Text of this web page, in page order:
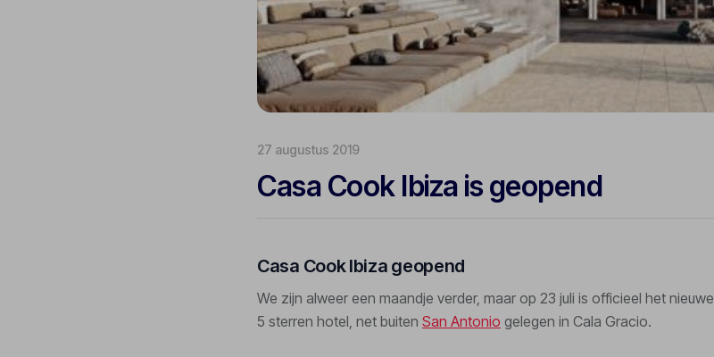
27 augustus 2019
Casa Cook Ibiza is geopend
Casa Cook Ibiza geopend
We zijn alweer een maandje verder, maar op 23 juli is officieel het nieuwe
5 sterren hotel, net buiten San Antonio gelegen in Cala Gracio.